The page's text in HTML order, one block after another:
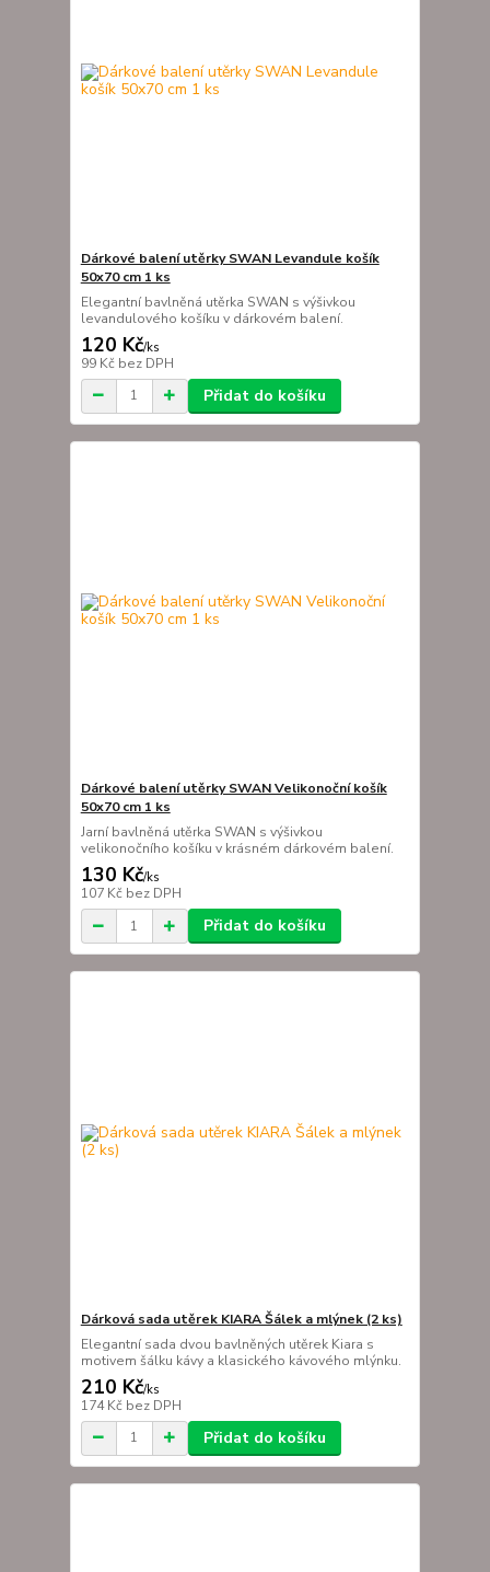
Dárkové balení utěrky SWAN Levandule košík
50x70 cm 1 ks
Elegantní bavlněná utěrka SWAN s výšivkou
levandulového košíku v dárkovém balení.
120 Kč/ks
99 Kč bez DPH
Přidat do košíku
Dárkové balení utěrky SWAN Velikonoční košík
50x70 cm 1 ks
Jarní bavlněná utěrka SWAN s výšivkou
velikonočního košíku v krásném dárkovém balení.
130 Kč/ks
107 Kč bez DPH
Přidat do košíku
Dárková sada utěrek KIARA Šálek a mlýnek (2 ks)
Elegantní sada dvou bavlněných utěrek Kiara s
motivem šálku kávy a klasického kávového mlýnku.
210 Kč/ks
174 Kč bez DPH
Přidat do košíku